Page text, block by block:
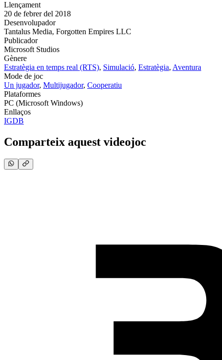
Llençament
20 de febrer del 2018
Desenvolupador
Tantalus Media, Forgotten Empires LLC
Publicador
Microsoft Studios
Gènere
Estratègia en temps real (RTS), Simulació, Estratègia, Aventura
Mode de joc
Un jugador, Multijugador, Cooperatiu
Plataformes
PC (Microsoft Windows)
Enllaços
IGDB
Comparteix aquest videojoc